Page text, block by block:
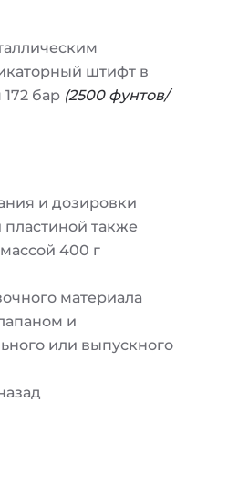
штифт в
бар (2500 фунтов/
и дозировки
также
400 г
материала
и
или выпускного